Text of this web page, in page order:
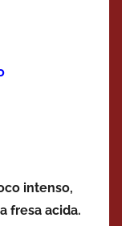
intenso,
fresa acida.